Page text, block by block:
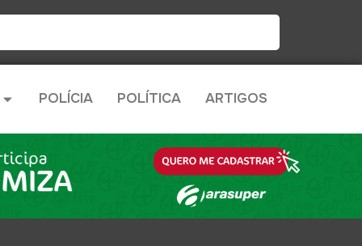
POLÍCIA POLÍTICA ARTIGOS